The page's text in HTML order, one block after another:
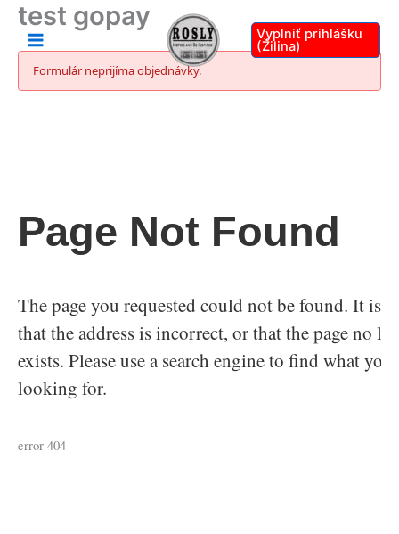
Preskočiť
obsah
Vyplniť prihlášku
(Žilina)
test gopay
Formulár neprijíma objednávky.